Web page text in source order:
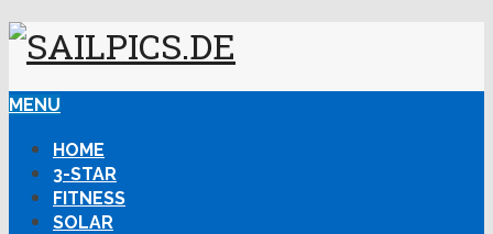
MENU
HOME
3-STAR
FITNESS
SOLAR